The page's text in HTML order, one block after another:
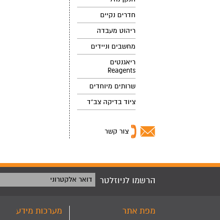
חדרים נקיים
ריהוט מעבדה
מחשבים וניידים
ריאגנטים
Reagents
שרותים מיוחדים
ציוד בדיקה צב"ד
צור קשר
הרשמו לניוזלטר דואר אלקטרוני
מפת אתר מערכות מידע